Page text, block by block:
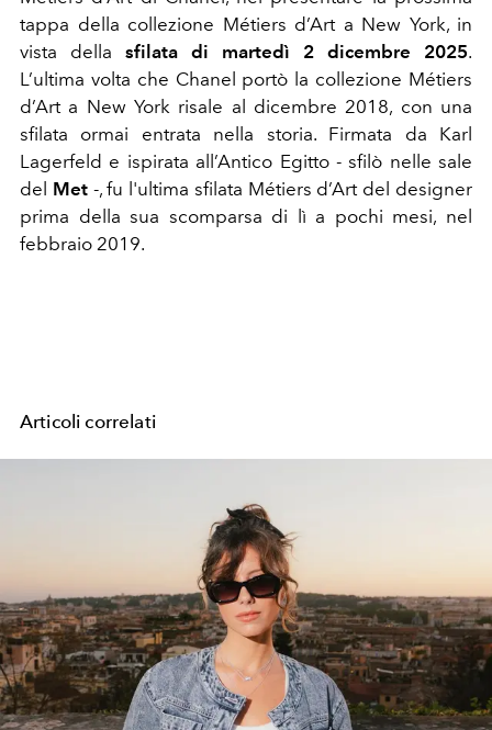
tappa della collezione Métiers d’Art a New York, in
vista della sfilata di martedì 2 dicembre 2025.
L’ultima volta che Chanel portò la collezione Métiers
d’Art a New York risale al dicembre 2018, con una
sfilata ormai entrata nella storia. Firmata da Karl
Lagerfeld e ispirata all’Antico Egitto - sfilò nelle sale
del Met -, fu l'ultima sfilata Métiers d’Art del designer
prima della sua scomparsa di lì a pochi mesi, nel
febbraio 2019.
Articoli correlati